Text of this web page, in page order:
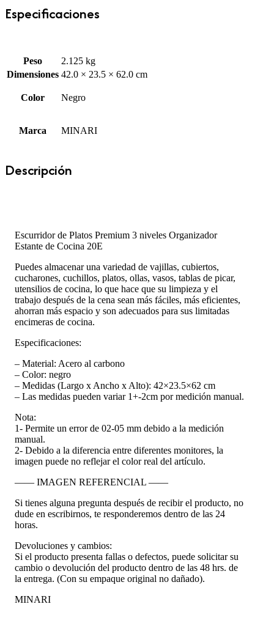
Especificaciones
Peso
2.125 kg
Dimensiones 42.0 × 23.5 × 62.0 cm
Color Negro
Marca MINARI
Descripción
Escurridor de Platos Premium 3 niveles Organizador
Estante de Cocina 20E
Puedes almacenar una variedad de vajillas, cubiertos,
cucharones, cuchillos, platos, ollas, vasos, tablas de picar,
utensilios de cocina, lo que hace que su limpieza y el
trabajo después de la cena sean más fáciles, más eficientes,
ahorran más espacio y son adecuados para sus limitadas
encimeras de cocina.
Especificaciones:
– Material: Acero al carbono
– Color: negro
– Medidas (Largo x Ancho x Alto): 42×23.5×62 cm
– Las medidas pueden variar 1+-2cm por medición manual.
Nota:
1- Permite un error de 02-05 mm debido a la medición
manual.
2- Debido a la diferencia entre diferentes monitores, la
imagen puede no reflejar el color real del artículo.
—— IMAGEN REFERENCIAL ——
Si tienes alguna pregunta después de recibir el producto, no
dude en escribirnos, te responderemos dentro de las 24
horas.
Devoluciones y cambios:
Si el producto presenta fallas o defectos, puede solicitar su
cambio o devolución del producto dentro de las 48 hrs. de
la entrega. (Con su empaque original no dañado).
MINARI